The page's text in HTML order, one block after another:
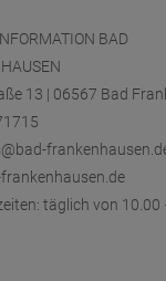
BAD
13 | 06567 Bad
täglich von 10.00